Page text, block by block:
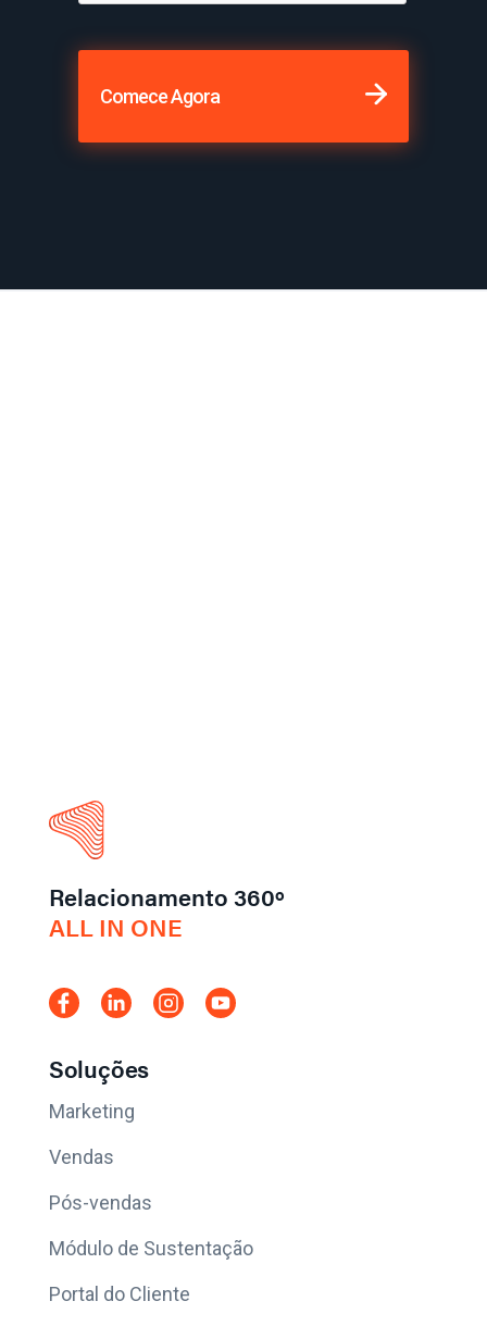
Comece Agora
Relacionamento 360º
ALL IN ONE
Soluções
Marketing
Vendas
Pós-vendas
Módulo de Sustentação
Portal do Cliente